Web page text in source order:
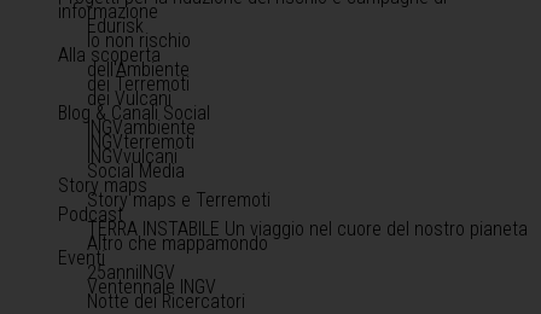
informazione
Edurisk
Io non rischio
Alla scoperta
dell'Ambiente
dei Terremoti
dei Vulcani
Blog & Canali Social
INGVambiente
INGVterremoti
INGVvulcani
Social Media
Story maps
Story maps e Terremoti
Podcast
TERRA INSTABILE Un viaggio nel cuore del nostro pianeta
Altro che mappamondo
Eventi
25anniINGV
Ventennale INGV
Notte dei Ricercatori